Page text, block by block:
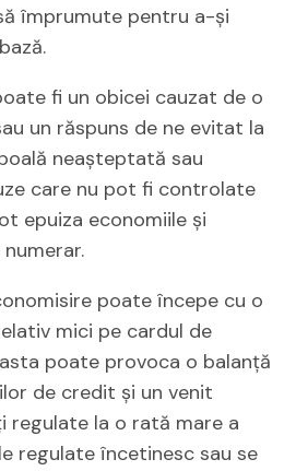
împrumute pentru a-și
fi un obicei cauzat de o
un răspuns de ne evitat la
neașteptată sau
care nu pot fi controlate
epuiza economiile și
poate începe cu o
mici pe cardul de
poate provoca o balanță
de credit și un venit
regulate la o rată mare a
regulate încetinesc sau se